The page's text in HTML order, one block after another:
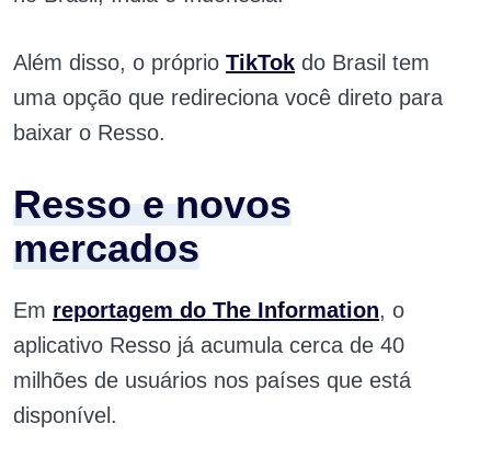
Além disso, o próprio TikTok do Brasil tem
uma opção que redireciona você direto para
baixar o Resso.
Resso e novos
mercados
Em reportagem do The Information, o
aplicativo Resso já acumula cerca de 40
milhões de usuários nos países que está
disponível.